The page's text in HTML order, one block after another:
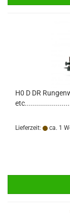
H0 D DR
Lieferzeit: ca. 1